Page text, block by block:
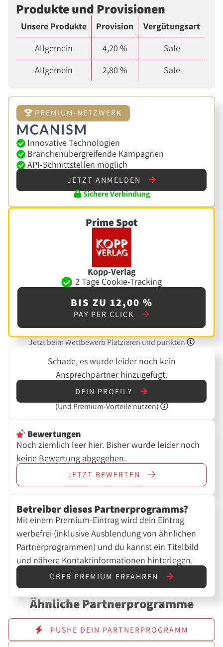
Produkte und Provisionen
Unsere Produkte Provision
Vergütungsart
Allgemein
4,20 %
Sale
Allgemein
2,80 % Sale
PREMIUM-NETZWERK
Innovative Technologien
Branchenübergreifende Kampagnen
API-Schnittstellen möglich
JETZT ANMELDEN
Sichere Verbindung
Prime Spot
Kopp-Verlag
2 Tage Cookie-Tracking
BIS ZU 12,00 %
PAY PER CLICK
Jetzt beim Wettbewerb Platzieren und punkten
Schade, es wurde leider noch kein
Ansprechpartner hinzugefügt.
DEIN PROFIL?
(Und Premium-Vorteile nutzen)
Bewertungen
Noch ziemlich leer hier. Bisher wurde leider noch
keine Bewertung abgegeben.
JETZT BEWERTEN
Betreiber dieses Partnerprogramms?
Mit einem Premium-Eintrag wird dein Eintrag
werbefrei (inklusive Ausblendung von ähnlichen
Partnerprogrammen) und du kannst ein Titelbild
und nähere Kontaktinformationen hinterlegen.
ÜBER PREMIUM ERFAHREN
Ähnliche Partnerprogramme
PUSHE DEIN PARTNERPROGRAMM